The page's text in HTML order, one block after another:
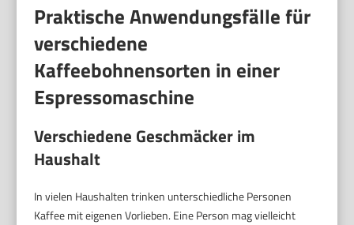
Praktische Anwendungsfälle für
verschiedene
Kaffeebohnensorten in einer
Espressomaschine
Verschiedene Geschmäcker im
Haushalt
In vielen Haushalten trinken unterschiedliche Personen
Kaffee mit eigenen Vorlieben. Eine Person mag vielleicht